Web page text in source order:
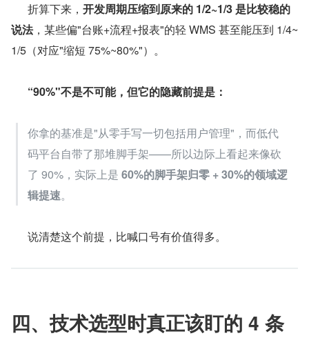
      折算下来，
开发周期压缩到原来的 1/2~1/3 是比较稳的
说法，某些偏"台账+流程+报表"的轻 WMS 甚至能压到 1/4~
1/5（对应"缩短 75%~80%"）。
“90%"不是不可能，但它的隐藏前提是：
你拿的基准是"从零手写一切包括用户管理"，而低代
码平台自带了那堆脚手架——所以边际上看起来像砍
了 90%，实际上是 60%的脚手架归零 + 30%的领域逻
辑提速。
      说清楚这个前提，比喊口号有价值得多。
四、技术选型时真正该盯的 4 条